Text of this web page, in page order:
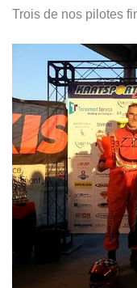
Trois de nos pilotes